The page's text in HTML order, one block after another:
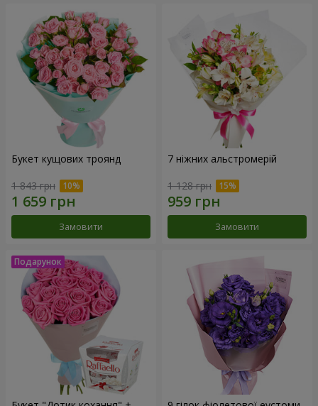
Букет кущових троянд
1 843 грн
Замовити
7 ніжних альстромерій
1 128 грн
Замовити